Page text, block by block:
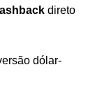
direto
dólar-